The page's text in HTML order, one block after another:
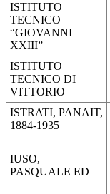
ISTITUTO
TECNICO
“GIOVANNI
XXIII”
ISTITUTO
TECNICO DI
VITTORIO
ISTRATI, PANAIT,
1884-1935
IUSO,
PASQUALE ED